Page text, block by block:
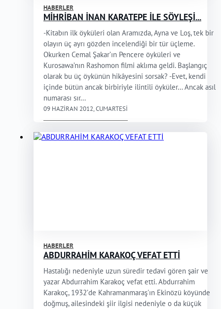
HABERLER
MİHRİBAN İNAN KARATEPE İLE SÖYLEŞİ...
-Kitabın ilk öyküleri olan Aramızda, Ayna ve Loş, tek bir
olayın üç ayrı gözden incelendiği bir tür üçleme.
Okurken Cemal Şakar’ın Pencere öyküleri ve
Kurosawa’nın Rashomon filmi aklıma geldi. Başlangıç
olarak bu üç öykünün hikâyesini sorsak? -Evet, kendi
içinde bütün ancak birbiriyle ilintili öyküler… Ancak asıl
numarası sır...
09 HAZIRAN 2012, CUMARTESI
HABERLER
ABDURRAHİM KARAKOÇ VEFAT ETTİ
Hastalığı nedeniyle uzun süredir tedavi gören şair ve
yazar Abdurrahim Karakoç vefat etti. Abdurrahim
Karakoç, 1932’de Kahramanmaraş'ın Ekinözü köyünde
doğmuş, ailesindeki şiir ilgisi nedeniyle o da küçük